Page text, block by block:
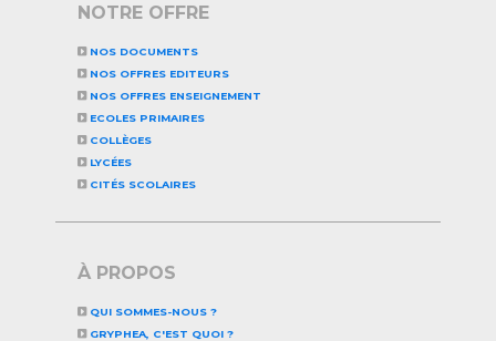
NOTRE OFFRE
NOS DOCUMENTS
NOS OFFRES EDITEURS
NOS OFFRES ENSEIGNEMENT
ECOLES PRIMAIRES
COLLÈGES
LYCÉES
CITÉS SCOLAIRES
À PROPOS
QUI SOMMES-NOUS ?
GRYPHEA, C'EST QUOI ?